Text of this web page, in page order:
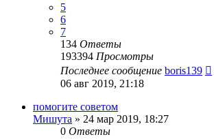
5
6
7
134 Ответы
193394 Просмотры
Последнее сообщение boris139
06 авг 2019, 21:18
помогите советом
Мишута » 24 мар 2019, 18:27
0 Ответы